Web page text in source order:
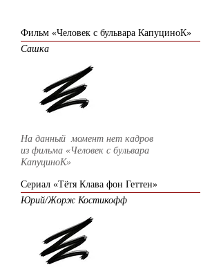
Фильм «Человек с бульвара КапуциноК»
Сашка
На данный момент нет кадров
из фильма «Человек с бульвара
КапуциноК»
Сериал «Тётя Клава фон Геттен»
Юрий/Жорж Костикофф